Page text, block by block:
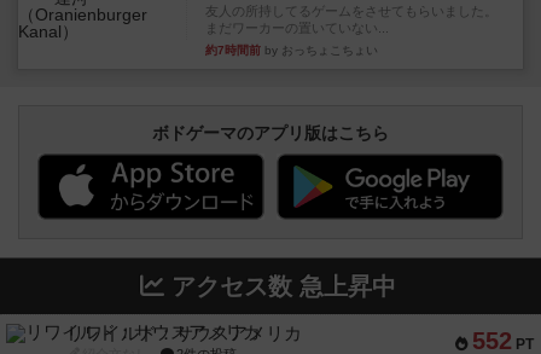
友人の所持してるゲームをさせてもらいました。
まだワーカーの置いていない...
約7時間前 by おっちょこちょい
ボドゲーマのアプリ版はこちら
アクセス数 急上昇中
552 PT
リワイルド：サウスアメリカ